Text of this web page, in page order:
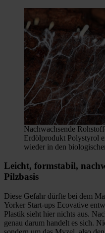
Nachwachsende
Erdölprodukt Polystyrol
wieder in den
Leicht, formstabil,
Pilzbasis
Diese Gefahr dürfte bei dem
Yorker Start-ups Ecovative
Plastik sieht hier nichts aus.
genau darum handelt es sich.